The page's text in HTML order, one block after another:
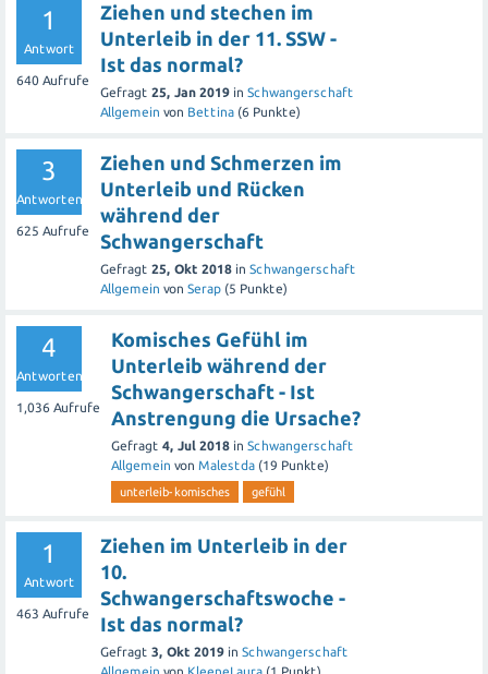
1
Antwort
640 Aufrufe
Ziehen und stechen im
Unterleib in der 11. SSW -
Ist das normal?
Gefragt 25, Jan 2019 in Schwangerschaft
Allgemein von Bettina (6 Punkte)
3
Antworten
625 Aufrufe
Ziehen und Schmerzen im
Unterleib und Rücken
während der
Schwangerschaft
Gefragt 25, Okt 2018 in Schwangerschaft
Allgemein von Serap (5 Punkte)
4
Antworten
1,036 Aufrufe
Komisches Gefühl im
Unterleib während der
Schwangerschaft - Ist
Anstrengung die Ursache?
Gefragt 4, Jul 2018 in Schwangerschaft
Allgemein von Malestda (19 Punkte)
unterleib-komisches gefühl
1
Antwort
463 Aufrufe
Ziehen im Unterleib in der
10.
Schwangerschaftswoche -
Ist das normal?
Gefragt 3, Okt 2019 in Schwangerschaft